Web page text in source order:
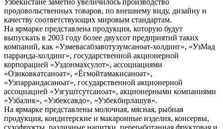
продовольственных товаров, по внешнему виду, дизайну и
качеству соответствующих мировым стандартам.
На ярмарке представлена продукция, которую будут
выпускать в 2003 году более двухсот предприятий таких
компаний, как «Узмевасабзавотузумсаноат-холдинг», «УзМад
парранда-холдинг», государственной акционерной
корпорацией «Уздонмахсулот», ассоциациями
«Озиковкатсаноат», «Ёгмойтамакисаноат»,
«Узпаррандасаноат», государственной акционерной
ассоциацией «Узгуштсутсаноат», акционерными компаниями
«Узбалик», «Узбексавдо», «Узбекбирлашув».
На ярмарке представлены молочная, мясная, рыбная
продукция, кондитерские и макаронные изделия, консервы,
сухофрукты, различные напитки, переработанная фруктовая и